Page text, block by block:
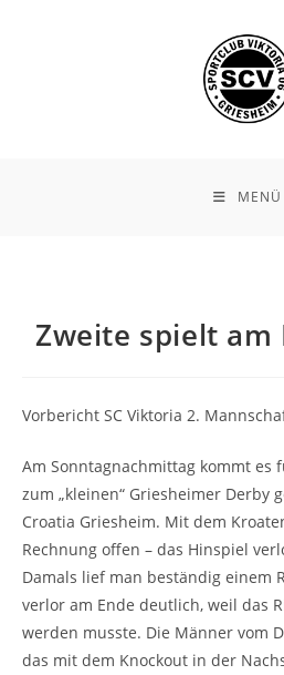
MENÜ
Zweite spielt
Vorbericht SC Viktoria 2.
Am Sonntagnachmittag kommt es
zum „kleinen“ Griesheimer Derby
Croatia Griesheim. Mit dem
Rechnung offen – das Hinspiel
Damals lief man beständig einem
verlor am Ende deutlich, weil das
werden musste. Die Männer vom
das mit dem Knockout in der